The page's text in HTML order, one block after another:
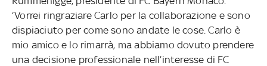
‘Vorrei ringraziare Carlo per la collaborazione e sono
dispiaciuto per come sono andate le cose. Carlo è
mio amico e lo rimarrà, ma abbiamo dovuto prendere
una decisione professionale nell’interesse di FC